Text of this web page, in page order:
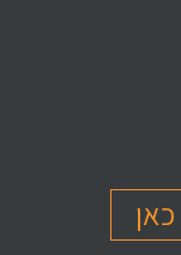
לחץ לצפייה